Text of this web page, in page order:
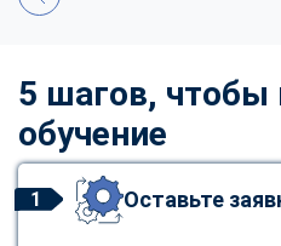
5 шагов, чтобы
обучение
1 Оставьте